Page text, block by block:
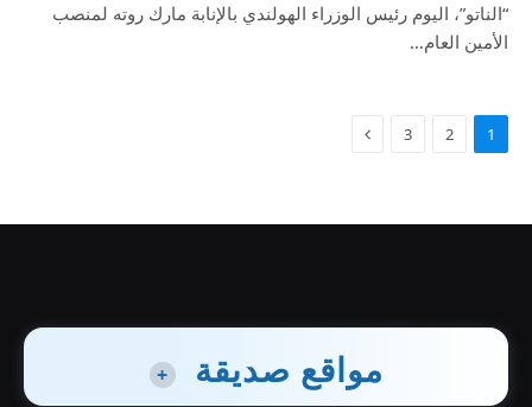
“الناتو”، اليوم رئيس الوزراء الهولندي بالإنابة مارك روته لمنصب
الأمين العام…
1
2
3
مواقع صديقة +